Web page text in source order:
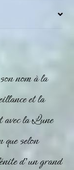
nom à la
et la
avec la Lune
selon
d’un grand